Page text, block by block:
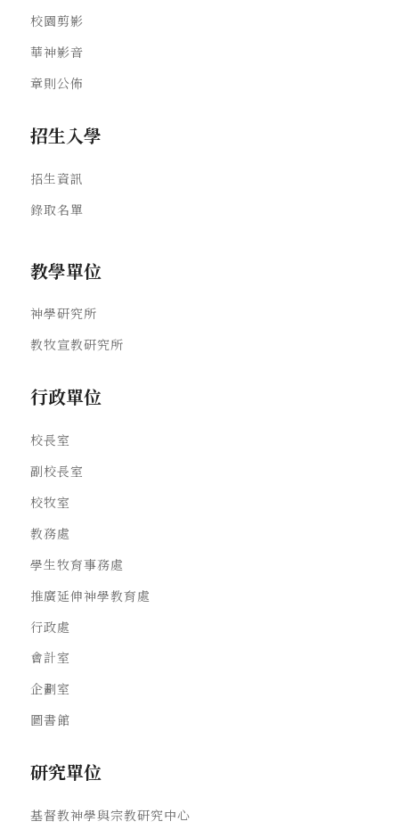
校園剪影
華神影音
章則公佈
招生入學
招生資訊
錄取名單
教學單位
神學研究所
教牧宣教研究所
行政單位
校長室
副校長室
校牧室
教務處
學生牧育事務處
推廣延伸神學教育處
行政處
會計室
企劃室
圖書館
研究單位
基督教神學與宗教研究中心